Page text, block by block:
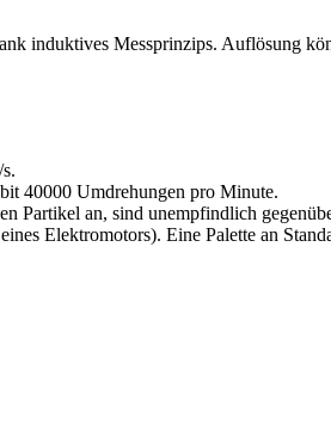
induktives Messprinzips. Auflösung
40000 Umdrehungen pro Minute.
Partikel an, sind unempfindlich
Elektromotors). Eine Palette an